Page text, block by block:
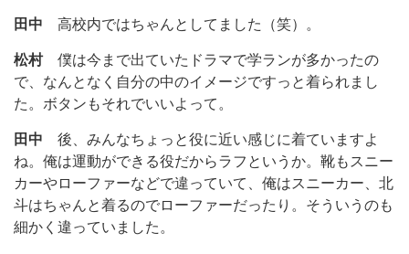
田中 高校内ではちゃんとしてました（笑）。
松村僕は今まで出ていたドラマで学ランが多かったの
で、なんとなく自分の中のイメージですっと着られまし
た。ボタンもそれでいいよって。
田中 後、みんなちょっと役に近い感じに着ていますよ
ね。俺は運動ができる役だからラフというか。靴もスニー
カーやローファーなどで違っていて、俺はスニーカー、北
斗はちゃんと着るのでローファーだったり。そういうのも
細かく違っていました。